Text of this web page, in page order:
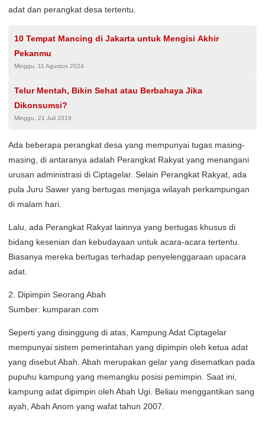
adat dan perangkat desa tertentu.
10 Tempat Mancing di Jakarta untuk Mengisi Akhir
Pekanmu
Minggu, 11 Agustus 2024
Telur Mentah, Bikin Sehat atau Berbahaya Jika
Dikonsumsi?
Minggu, 21 Juli 2019
Ada beberapa perangkat desa yang mempunyai tugas masing-
masing, di antaranya adalah Perangkat Rakyat yang menangani
urusan administrasi di Ciptagelar. Selain Perangkat Rakyat, ada
pula Juru Sawer yang bertugas menjaga wilayah perkampungan
di malam hari.
Lalu, ada Perangkat Rakyat lainnya yang bertugas khusus di
bidang kesenian dan kebudayaan untuk acara-acara tertentu.
Biasanya mereka bertugas terhadap penyelenggaraan upacara
adat.
2. Dipimpin Seorang Abah
Sumber: kumparan.com
Seperti yang disinggung di atas, Kampung Adat Ciptagelar
mempunyai sistem pemerintahan yang dipimpin oleh ketua adat
yang disebut Abah. Abah merupakan gelar yang disematkan pada
pupuhu kampung yang memangku posisi pemimpin. Saat ini,
kampung adat dipimpin oleh Abah Ugi. Beliau menggantikan sang
ayah, Abah Anom yang wafat tahun 2007.